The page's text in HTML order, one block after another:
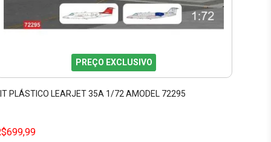
PREÇO EXCLUSIVO
PLÁSTICO LEARJET 35A 1/72 AMODEL 72295